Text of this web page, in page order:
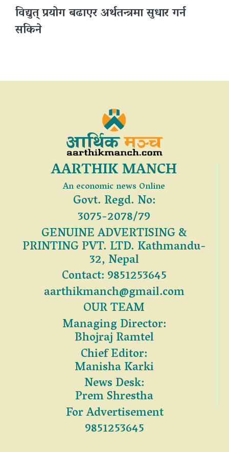
विद्युत् प्रयोग बढाएर अर्थतन्त्रमा सुधार गर्न
सकिने
AARTHIK MANCH
An economic news Online
Govt. Regd. No:
3075-2078/79
GENUINE ADVERTISING &
PRINTING PVT. LTD. Kathmandu-
32, Nepal
Contact: 9851253645
aarthikmanch@gmail.com
OUR TEAM
Managing Director:
Bhojraj Ramtel
Chief Editor:
Manisha Karki
News Desk:
Prem Shrestha
For Advertisement
9851253645